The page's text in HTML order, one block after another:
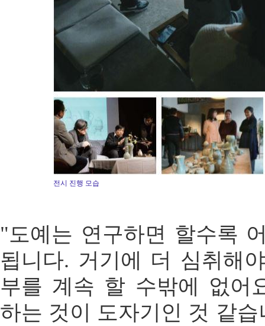
전시 진행 모습
"도예는 연구하면 할수록
됩니다. 거기에 더 심취해
부를 계속 할 수밖에 없어
하는 것이 도자기인 것 같